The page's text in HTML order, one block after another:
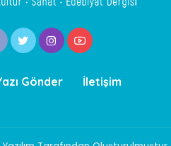
Gönder İletişim